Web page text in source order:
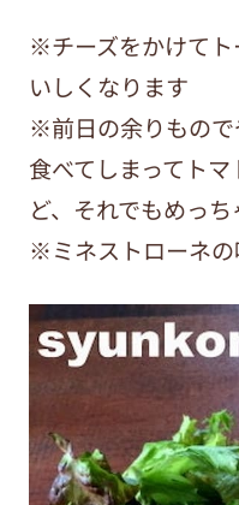
※チーズをかけてト
いしくなります
※前日の余りもので
食べてしまってト
ど、それでもめっ
※ミネストローネ